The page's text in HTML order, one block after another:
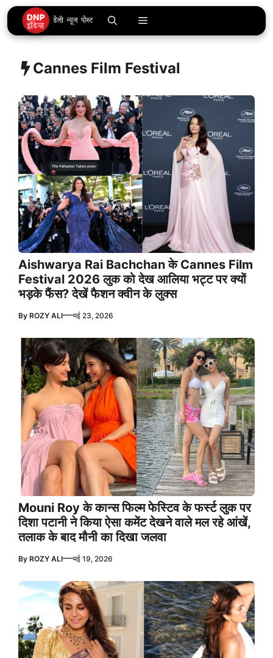
Skip
to
content
Menu
Cannes Film Festival
Aishwarya Rai Bachchan के Cannes Film
Festival 2026 लुक को देख आलिया भट्ट पर क्यों
भड़के फैंस? देखें फैशन क्वीन के लुक्स
By ROZY ALI—मई 23, 2026
Mouni Roy के कान्स फिल्म फेस्टिव के फर्स्ट लुक पर
दिशा पटानी ने किया ऐसा कमेंट देखने वाले मल रहे आंखें,
तलाक के बाद मौनी का दिखा जलवा
By ROZY ALI—मई 19, 2026